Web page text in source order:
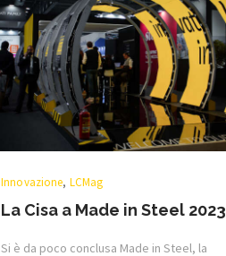
Innovazione, LCMag
La Cisa a Made in Steel 2023
Si è da poco conclusa Made in Steel, la